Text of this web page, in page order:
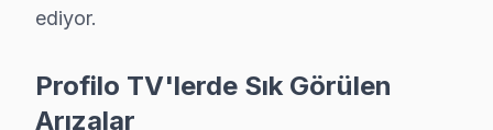
Şişli'de Profilo LED TV sahiplerine sunduğumuz
Kart Düzeyinde Tamir: Ana kart, güç kartı ve T-Con
ediyor.
Profilo TV'lerde Sık Görülen
Arızalar